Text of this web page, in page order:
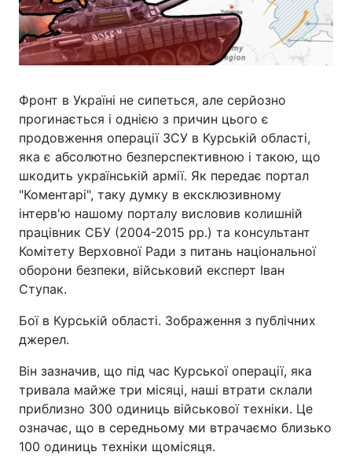
Фронт в Україні не сипеться, але серйозно
прогинається і однією з причин цього є
продовження операції ЗСУ в Курській області,
яка є абсолютно безперспективною і такою, що
шкодить українській армії. Як передає портал
"Коментарі", таку думку в ексклюзивному
інтерв'ю нашому порталу висловив колишній
працівник СБУ (2004-2015 рр.) та консультант
Комітету Верховної Ради з питань національної
оборони безпеки, військовий експерт Іван
Ступак.
Бої в Курській області. Зображення з публічних
джерел.
Він зазначив, що під час Курської операції, яка
тривала майже три місяці, наші втрати склали
приблизно 300 одиниць військової техніки. Це
означає, що в середньому ми втрачаємо близько
100 одиниць техніки щомісяця.